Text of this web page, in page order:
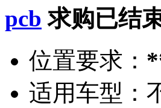
pcb 求购已结
位置要求：
适用车型：